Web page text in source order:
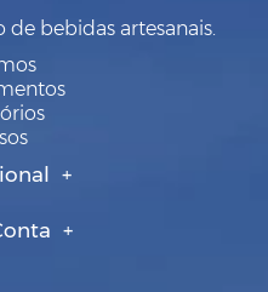
bebidas artesanais.